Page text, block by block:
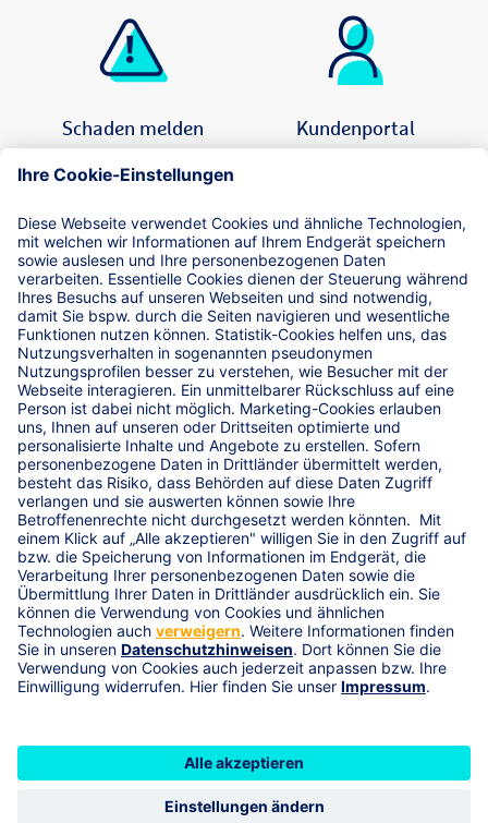
Schaden melden Kundenportal
Weitere Services
Unsere Social-Media Kanäle
Termin
Vertrag widerrufen Datenschutz
Cookie-Einstellungen Vermittlerimpressum
Nachhaltigkeit